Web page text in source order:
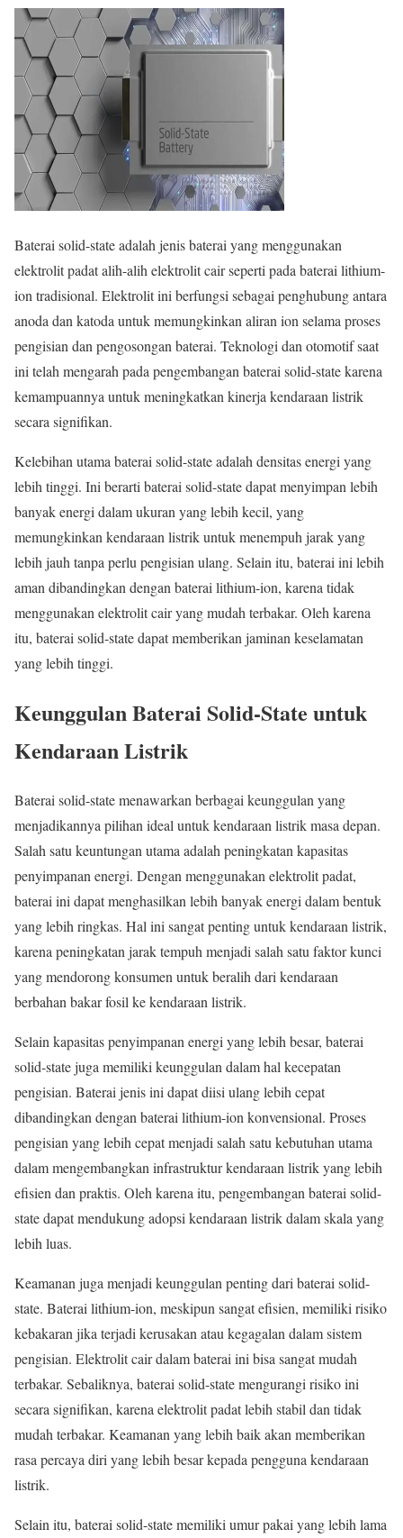
Baterai solid-state adalah jenis baterai yang menggunakan
elektrolit padat alih-alih elektrolit cair seperti pada baterai lithium-
ion tradisional. Elektrolit ini berfungsi sebagai penghubung antara
anoda dan katoda untuk memungkinkan aliran ion selama proses
pengisian dan pengosongan baterai. Teknologi dan otomotif saat
ini telah mengarah pada pengembangan baterai solid-state karena
kemampuannya untuk meningkatkan kinerja kendaraan listrik
secara signifikan.
Kelebihan utama baterai solid-state adalah densitas energi yang
lebih tinggi. Ini berarti baterai solid-state dapat menyimpan lebih
banyak energi dalam ukuran yang lebih kecil, yang
memungkinkan kendaraan listrik untuk menempuh jarak yang
lebih jauh tanpa perlu pengisian ulang. Selain itu, baterai ini lebih
aman dibandingkan dengan baterai lithium-ion, karena tidak
menggunakan elektrolit cair yang mudah terbakar. Oleh karena
itu, baterai solid-state dapat memberikan jaminan keselamatan
yang lebih tinggi.
Keunggulan Baterai Solid-State untuk
Kendaraan Listrik
Baterai solid-state menawarkan berbagai keunggulan yang
menjadikannya pilihan ideal untuk kendaraan listrik masa depan.
Salah satu keuntungan utama adalah peningkatan kapasitas
penyimpanan energi. Dengan menggunakan elektrolit padat,
baterai ini dapat menghasilkan lebih banyak energi dalam bentuk
yang lebih ringkas. Hal ini sangat penting untuk kendaraan listrik,
karena peningkatan jarak tempuh menjadi salah satu faktor kunci
yang mendorong konsumen untuk beralih dari kendaraan
berbahan bakar fosil ke kendaraan listrik.
Selain kapasitas penyimpanan energi yang lebih besar, baterai
solid-state juga memiliki keunggulan dalam hal kecepatan
pengisian. Baterai jenis ini dapat diisi ulang lebih cepat
dibandingkan dengan baterai lithium-ion konvensional. Proses
pengisian yang lebih cepat menjadi salah satu kebutuhan utama
dalam mengembangkan infrastruktur kendaraan listrik yang lebih
efisien dan praktis. Oleh karena itu, pengembangan baterai solid-
state dapat mendukung adopsi kendaraan listrik dalam skala yang
lebih luas.
Keamanan juga menjadi keunggulan penting dari baterai solid-
state. Baterai lithium-ion, meskipun sangat efisien, memiliki risiko
kebakaran jika terjadi kerusakan atau kegagalan dalam sistem
pengisian. Elektrolit cair dalam baterai ini bisa sangat mudah
terbakar. Sebaliknya, baterai solid-state mengurangi risiko ini
secara signifikan, karena elektrolit padat lebih stabil dan tidak
mudah terbakar. Keamanan yang lebih baik akan memberikan
rasa percaya diri yang lebih besar kepada pengguna kendaraan
listrik.
Selain itu, baterai solid-state memiliki umur pakai yang lebih lama